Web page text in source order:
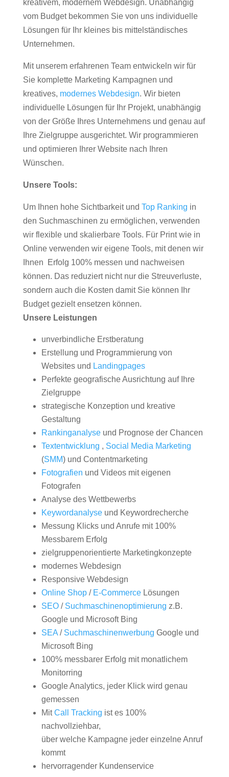
kreativem, modernem Webdesign. Unabhängig
vom Budget bekommen Sie von uns individuelle
Lösungen für Ihr kleines bis mittelständisches
Unternehmen.
Mit unserem erfahrenen Team entwickeln wir für
Sie komplette Marketing Kampagnen und
kreatives, modernes Webdesign. Wir bieten
individuelle Lösungen für Ihr Projekt, unabhängig
von der Größe Ihres Unternehmens und genau auf
Ihre Zielgruppe ausgerichtet. Wir programmieren
und optimieren Ihrer Website nach Ihren
Wünschen.
Unsere Tools:
Um Ihnen hohe Sichtbarkeit und Top Ranking in
den Suchmaschinen zu ermöglichen, verwenden
wir flexible und skalierbare Tools. Für Print wie in
Online verwenden wir eigene Tools, mit denen wir
Ihnen Erfolg 100% messen und nachweisen
können. Das reduziert nicht nur die Streuverluste,
sondern auch die Kosten damit Sie können Ihr
Budget gezielt ensetzen können.
Unsere Leistungen
unverbindliche Erstberatung
Erstellung und Programmierung von
Websites und Landingpages
Perfekte geografische Ausrichtung auf Ihre
Zielgruppe
strategische Konzeption und kreative
Gestaltung
Rankinganalyseund Prognose der Chancen
Textentwicklung , Social Media Marketing
(SMM) und Contentmarketing
Fotografien und Videos mit eigenen
Fotografen
Analyse des Wettbewerbs
Keywordanalyseund Keywordrecherche
Messung Klicks und Anrufe mit 100%
Messbarem Erfolg
zielgruppenorientierte Marketingkonzepte
modernes Webdesign
Responsive Webdesign
Online Shop/ E-CommerceLösungen
SEO/ Suchmaschinenoptimierung z.B.
Google und Microsoft Bing
SEA/ Suchmaschinenwerbung Google und
Microsoft Bing
100% messbarer Erfolg mit monatlichem
Monitorring
Google Analytics, jeder Klick wird genau
gemessen
MitCall Tracking ist es 100%
nachvollziehbar,
über welche Kampagne jeder einzelne Anruf
kommt
hervorragender Kundenservice